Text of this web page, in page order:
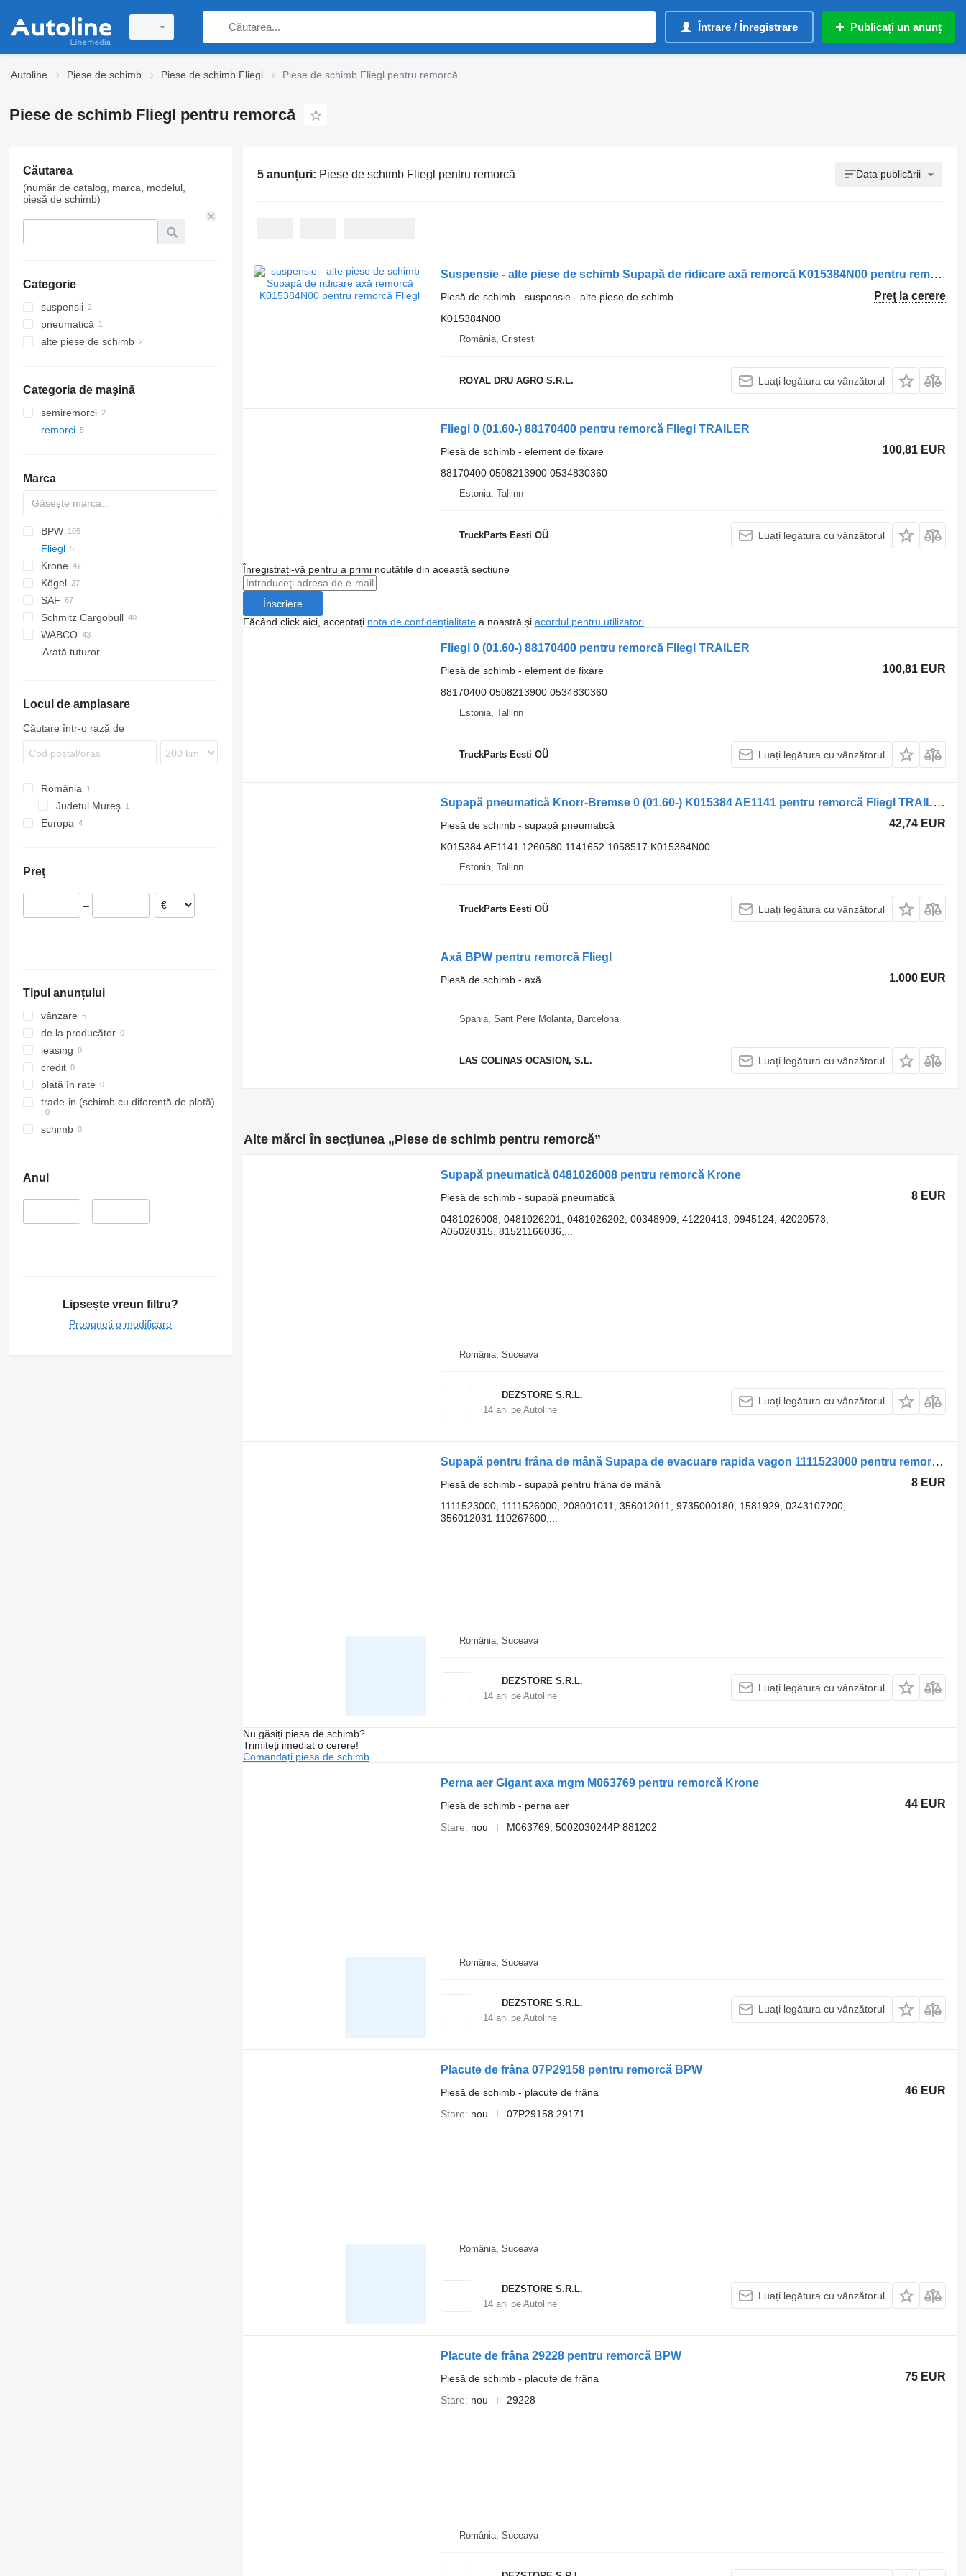
Întrare / Înregistrare Publicați un anunț
Autoline Piese de schimb Piese de schimb Fliegl Piese de schimb Fliegl pentru remorcă
Piese de schimb Fliegl pentru remorcă
Căutarea
(număr de catalog, marca, modelul,
piesă de schimb)
Categorie
suspensii
axe
suspensii - alte piese de schimb
pneumatică
supape pneumatice
alte piese de schimb
Categoria de maşină
semiremorci
remorci
Marca
BPW
XF
Fliegl
HS
Eurotrakker
Krone
SDP
Kögel
ZW
TGA
TGL
TGS
TGX
Actros
Antos
Arocs
SAF
Schmitz Cargobull
SCB
SKO
FH
FM
WABCO
Arată tuturor
Locul de amplasare
Căutare într-o rază de
România
Județul Mureş
Europa
Preţ
–
Tipul anunțului
vânzare
de la producător
leasing
credit
plată în rate
trade-in (schimb cu diferență de plată)
schimb
Anul
–
Lipsește vreun filtru?
Propuneți o modificare
5 anunțuri: Piese de schimb Fliegl pentru remorcă Data publicării
Suspensie - alte piese de schimb Supapă de ridicare axă remorcă K015384N00 pentru remorcă Fliegl
Preț la cerere
Piesă de schimb - suspensie - alte piese de schimb
K015384N00
România, Cristesti
ROYAL DRU AGRO S.R.L. Luați legătura cu vânzătorul
Fliegl 0 (01.60-) 88170400 pentru remorcă Fliegl TRAILER
100,81 EUR
Piesă de schimb - element de fixare
88170400 0508213900 0534830360
Estonia, Tallinn
TruckParts Eesti OÜ Luați legătura cu vânzătorul
Înregistrați-vă pentru a primi noutățile din această secțiune
Înscriere
Făcând click aici, acceptați nota de confidențialitatea noastră și acordul pentru utilizatori.
Fliegl 0 (01.60-) 88170400 pentru remorcă Fliegl TRAILER
100,81 EUR
Piesă de schimb - element de fixare
88170400 0508213900 0534830360
Estonia, Tallinn
TruckParts Eesti OÜ Luați legătura cu vânzătorul
Supapă pneumatică Knorr-Bremse 0 (01.60-) K015384 AE1141 pentru remorcă Fliegl TRAILER
42,74 EUR
Piesă de schimb - supapă pneumatică
K015384 AE1141 1260580 1141652 1058517 K015384N00
Estonia, Tallinn
TruckParts Eesti OÜ Luați legătura cu vânzătorul
Axă BPW pentru remorcă Fliegl
1.000 EUR
Piesă de schimb - axă
Spania, Sant Pere Molanta, Barcelona
LAS COLINAS OCASION, S.L. Luați legătura cu vânzătorul
Alte mărci în secțiunea „Piese de schimb pentru remorcă”
Supapă pneumatică 0481026008 pentru remorcă Krone
8 EUR
Piesă de schimb - supapă pneumatică
0481026008, 0481026201, 0481026202, 00348909, 41220413, 0945124, 42020573,
A05020315, 81521166036,...
România, Suceava
DEZSTORE S.R.L.
14ani pe Autoline
Luați legătura cu vânzătorul
Supapă pentru frâna de mână Supapa de evacuare rapida vagon 1111523000 pentru remorcă Krone
8 EUR
Piesă de schimb - supapă pentru frâna de mână
1111523000, 1111526000, 208001011, 356012011, 9735000180, 1581929, 0243107200,
356012031 110267600,...
România, Suceava
DEZSTORE S.R.L.
14ani pe Autoline
Luați legătura cu vânzătorul
Nu găsiți piesa de schimb?
Trimiteți imediat o cerere!
Comandați piesa de schimb
Perna aer Gigant axa mgm M063769 pentru remorcă Krone
44 EUR
Piesă de schimb - perna aer
Stare
nou M063769, 5002030244P 881202
România, Suceava
DEZSTORE S.R.L.
14ani pe Autoline
Luați legătura cu vânzătorul
Placute de frâna 07P29158 pentru remorcă BPW
46 EUR
Piesă de schimb - placute de frâna
Stare
nou 07P29158 29171
România, Suceava
DEZSTORE S.R.L.
14ani pe Autoline
Luați legătura cu vânzătorul
Placute de frâna 29228 pentru remorcă BPW
75 EUR
Piesă de schimb - placute de frâna
Stare
nou 29228
România, Suceava